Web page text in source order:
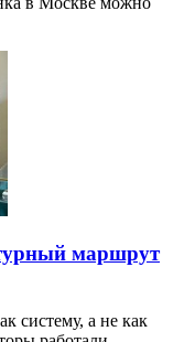
маршрут
систему, а не как